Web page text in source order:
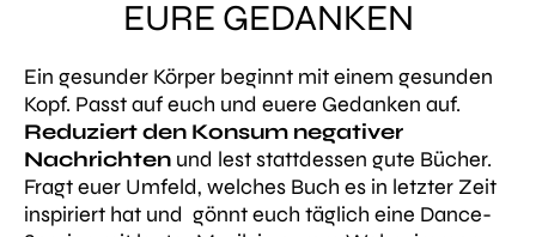
EURE GEDANKEN
Ein gesunder Körper beginnt mit einem gesunden
Kopf. Passt auf euch und euere Gedanken auf.
Reduziert den Konsum negativer
Nachrichten und lest stattdessen gute Bücher.
Fragt euer Umfeld, welches Buch es in letzter Zeit
inspiriert hat und gönnt euch täglich eine Dance-